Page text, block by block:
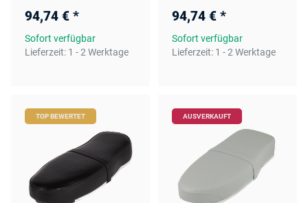
94,74 € *
Sofort verfügbar
Lieferzeit: 1 - 2 Werktage
94,74 € *
Sofort verfügbar
Lieferzeit: 1 - 2 Werktage
TOP BEWERTET AUSVERKAUFT